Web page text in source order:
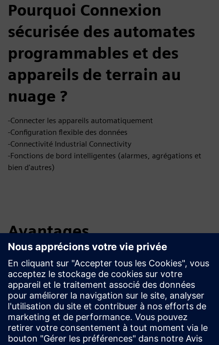
Pourquoi Connexion
sécurisée des automates
programmables et des
appareils de terrain au
nuage ?
-Connecter les appareils automatiquement
-Configuration flexible des données
-Connectivité Industrial Connectivity
-Fonctions de bord intelligentes (alarmes, agrégations et
bien d'autres)
Avantages
Réalisation de solutions IIoT évolutives
Économies de coûts grâce à des modèles prédéfinis
Indépendant du matériel
Intégration Native Insights Hub
Prise en charge de tous les protocoles pertinents pour
l'industrie